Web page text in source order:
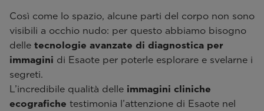
Così come lo spazio, alcune parti del corpo non sono
visibili a occhio nudo: per questo abbiamo bisogno
delle tecnologie avanzate di diagnostica per
immagini di Esaote per poterle esplorare e svelarne i
segreti.
L’incredibile qualità delle immagini cliniche
ecografiche testimonia l’attenzione di Esaote nel